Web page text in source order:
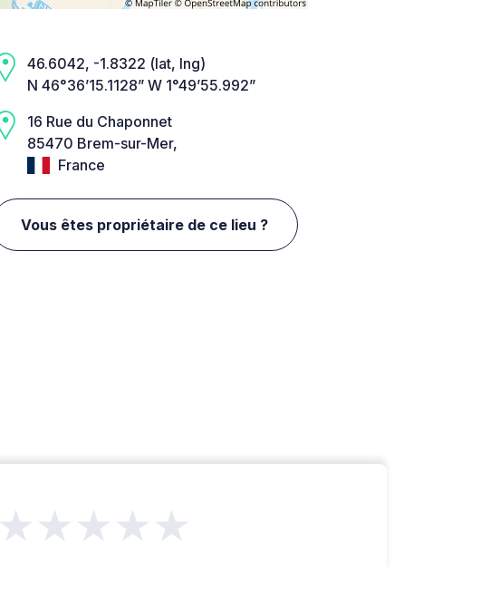
46.6042, -1.8322 (lat, lng)
N 46°36’15.1128” W 1°49’55.992”
16 Rue du Chaponnet
85470 Brem-sur-Mer,
France
Vous êtes propriétaire de ce lieu ?
★★★★★